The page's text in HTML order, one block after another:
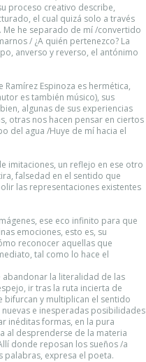
proceso creativo describe,
el cual quizá solo a través
he separado de mí /convertido
/ ¿A quién pertenezco? La
anverso y reverso, el antónimo
Espinoza es hermética,
es también músico), sus
algunas de sus experiencias
otras nos hacen pensar en ciertos
del agua /Huye de mí hacia el
imitaciones, un reflejo en ese otro
falsedad en el sentido que
las representaciones existentes
ese eco infinito para que
emociones, esto es, su
reconocer aquellas que
tal como lo hace el
abandonar la literalidad de las
ir tras la ruta incierta de
bifurcan y multiplican el sentido
e inesperadas posibilidades
inéditas formas, en la pura
al desprenderse de la materia
donde reposan los sueños /a
palabras, expresa el poeta.